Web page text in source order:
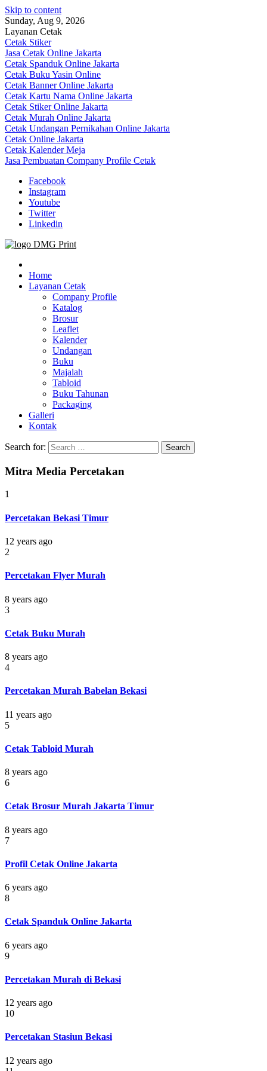
Skip to content
Sunday, Aug 9, 2026
Layanan Cetak
Cetak Stiker
Jasa Cetak Online Jakarta
Cetak Spanduk Online Jakarta
Cetak Buku Yasin Online
Cetak Banner Online Jakarta
Cetak Kartu Nama Online Jakarta
Cetak Stiker Online Jakarta
Cetak Murah Online Jakarta
Cetak Undangan Pernikahan Online Jakarta
Cetak Online Jakarta
Cetak Kalender Meja
Jasa Pembuatan Company Profile Cetak
Facebook
Instagram
Youtube
Twitter
Linkedin
Jasa Cetak Online DMG Printing
Home
Layanan Cetak
Company Profile
Katalog
Brosur
Leaflet
Kalender
Undangan
Buku
Majalah
Tabloid
Buku Tahunan
Packaging
Galleri
Kontak
Search for:
Mitra Media Percetakan
1
Percetakan Bekasi Timur
12 years ago
2
Percetakan Flyer Murah
8 years ago
3
Cetak Buku Murah
8 years ago
4
Percetakan Murah Babelan Bekasi
11 years ago
5
Cetak Tabloid Murah
8 years ago
6
Cetak Brosur Murah Jakarta Timur
8 years ago
7
Profil Cetak Online Jakarta
6 years ago
8
Cetak Spanduk Online Jakarta
6 years ago
9
Percetakan Murah di Bekasi
12 years ago
10
Percetakan Stasiun Bekasi
12 years ago